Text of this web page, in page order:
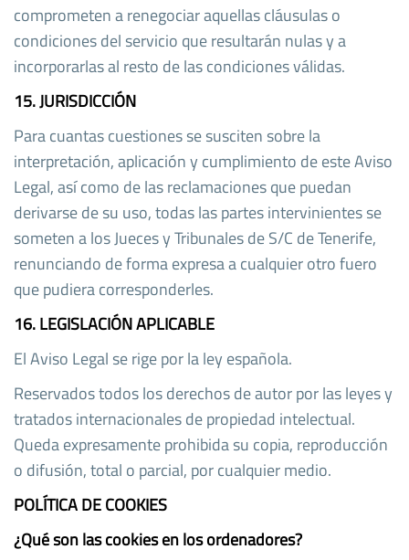
comprometen a renegociar aquellas cláusulas o
condiciones del servicio que resultarán nulas y a
incorporarlas al resto de las condiciones válidas.
15. JURISDICCIÓN
Para cuantas cuestiones se susciten sobre la
interpretación, aplicación y cumplimiento de este Aviso
Legal, así como de las reclamaciones que puedan
derivarse de su uso, todas las partes intervinientes se
someten a los Jueces y Tribunales de S/C de Tenerife,
renunciando de forma expresa a cualquier otro fuero
que pudiera corresponderles.
16. LEGISLACIÓN APLICABLE
El Aviso Legal se rige por la ley española.
Reservados todos los derechos de autor por las leyes y
tratados internacionales de propiedad intelectual.
Queda expresamente prohibida su copia, reproducción
o difusión, total o parcial, por cualquier medio.
POLÍTICA DE COOKIES
¿Qué son las cookies en los ordenadores?